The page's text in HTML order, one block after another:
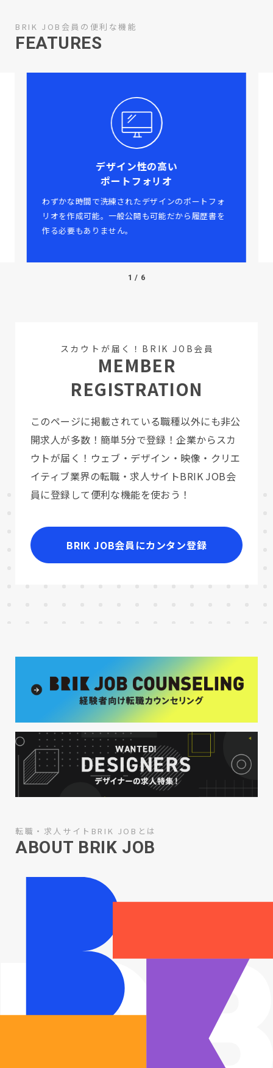
BRIK JOB会員の便利な機能
FEATURES
デザイン性の高い
ポートフォリオ
わずかな時間で洗練されたデザインのポートフォ
リオを作成可能。一般公開も可能だから履歴書を
作る必要もありません。
1 / 6
スカウトが届く！BRIK JOB会員
MEMBER
REGISTRATION
このページに掲載されている職種以外にも非公
開求人が多数！ 簡単5分で登録！企業からスカ
ウトが届く！ ウェブ・デザイン・映像・クリエ
イティブ業界の転職・求人サイトBRIK JOB会
員に登録して便利な機能を使おう！
BRIK JOB会員にカンタン登録
転職・求人サイトBRIK JOBとは
ABOUT BRIK JOB